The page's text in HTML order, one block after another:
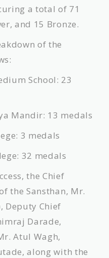
a total of 71
and 15 Bronze.
of the
School: 23
Mandir: 13 medals
3 medals
32 medals
the Chief
the Sansthan, Mr.
Deputy Chief
Darade,
Atul Wagh,
along with the